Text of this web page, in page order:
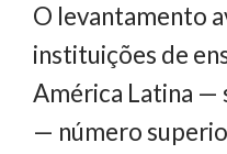
O levantamento
instituições de
América Latina —
— número